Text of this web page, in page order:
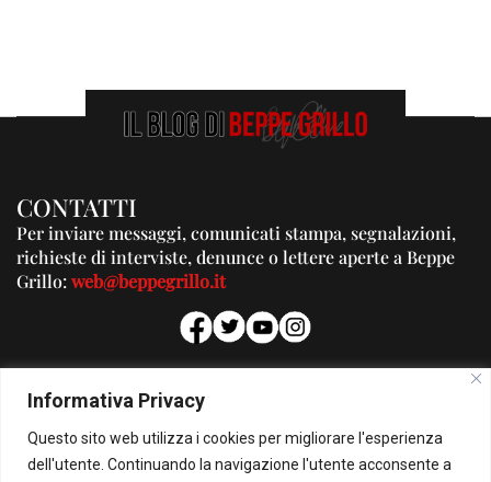
Informativa Privacy
Questo sito web utilizza i cookies per migliorare l'esperienza
dell'utente. Continuando la navigazione l'utente acconsente a
CONTATTI
Per inviare messaggi, comunicati stampa, segnalazioni,
richieste di interviste, denunce o lettere aperte a Beppe
Grillo:web@beppegrillo.it
PUBBLICITA'
Per la tua pubblicità su questo Blog:
pubblicita@beppegrillo.it